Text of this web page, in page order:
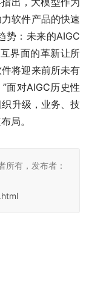
软件产品的快速
势：未来的AIGC
界面的革新让所
将迎来前所未有
面对AIGC历史性
升级，业务、技
局。
所有，发布者：